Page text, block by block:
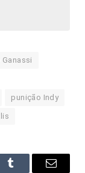
Ganassi
punição Indy